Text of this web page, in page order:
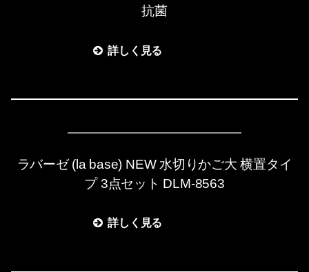
抗菌
詳しく見る
ラバーゼ (la base) NEW 水切りかご大 横置タイ
プ 3点セット DLM-8563
詳しく見る